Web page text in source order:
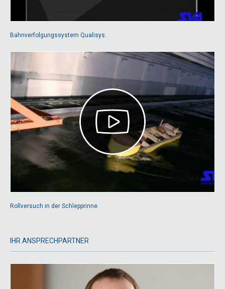
Bahnverfolgungssystem Qualisys.
Rollversuch in der Schlepprinne.
IHR ANSPRECHPARTNER